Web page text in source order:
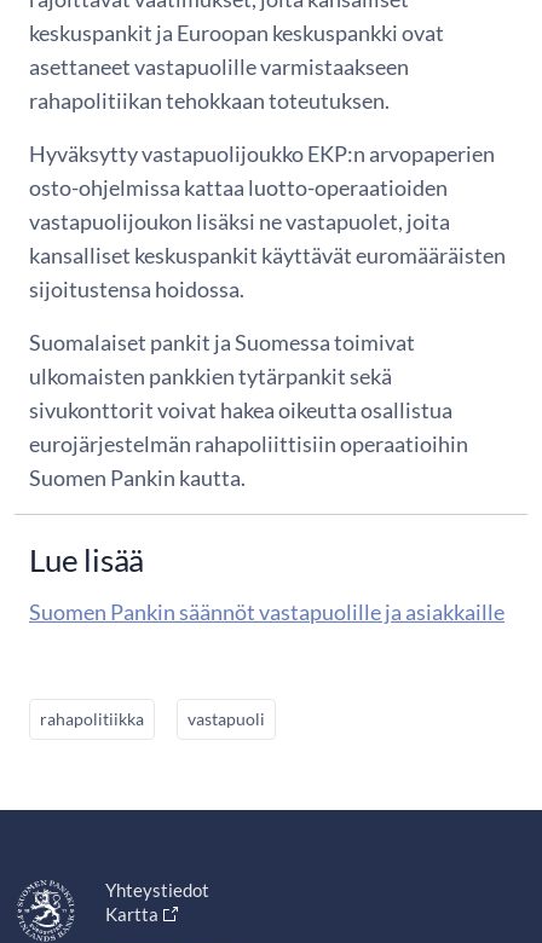
keskuspankit ja Euroopan keskuspankki ovat
asettaneet vastapuolille varmistaakseen
rahapolitiikan tehokkaan toteutuksen.
Hyväksytty vastapuolijoukko EKP:n arvopaperien
osto-ohjelmissa kattaa luotto-operaatioiden
vastapuolijoukon lisäksi ne vastapuolet, joita
kansalliset keskuspankit käyttävät euromääräisten
sijoitustensa hoidossa.
Suomalaiset pankit ja Suomessa toimivat
ulkomaisten pankkien tytärpankit sekä
sivukonttorit voivat hakea oikeutta osallistua
eurojärjestelmän rahapoliittisiin operaatioihin
Suomen Pankin kautta.
Lue lisää
Suomen Pankin säännöt vastapuolille ja asiakkaille
rahapolitiikka vastapuoli
Yhteystiedot
Kartta